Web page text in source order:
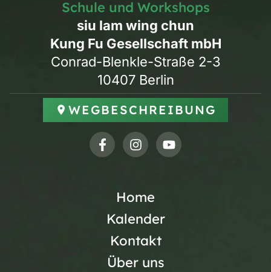
Schule und Workshops
siu lam wing chun
Kung Fu Gesellschaft mbH
Conrad-Blenkle-Straße 2-3
10407 Berlin
WEGBESCHREIBUNG
Home
Kalender
Kontakt
Über uns